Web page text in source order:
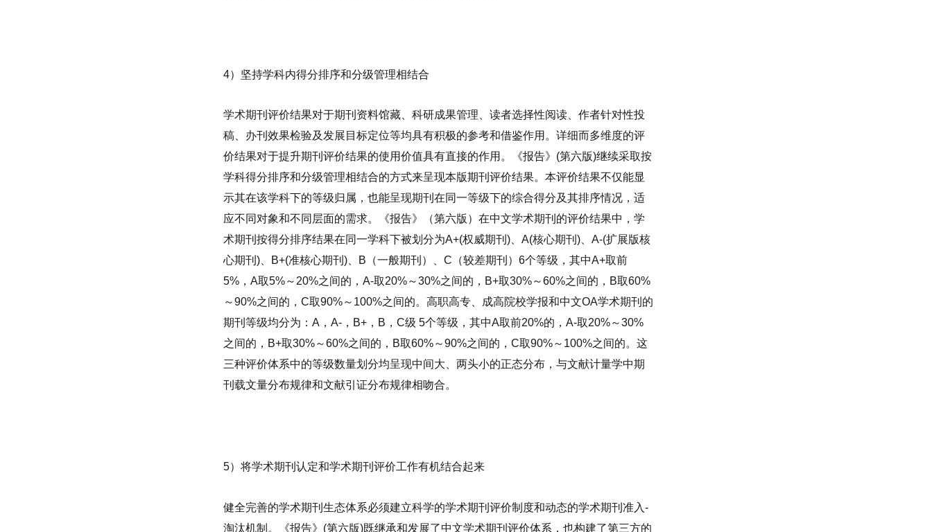
4）坚持学科内得分排序和分级管理相结合
学术期刊评价结果对于期刊资料馆藏、科研成果管理、读者选择性阅读、作者针对性投
稿、办刊效果检验及发展目标定位等均具有积极的参考和借鉴作用。详细而多维度的评
价结果对于提升期刊评价结果的使用价值具有直接的作用。《报告》 (第六版)继续采取按
学科得分排序和分级管理相结合的方式来呈现本版期刊评价结果。本评价结果不仅能显
示其在该学科下的等级归属，也能呈现期刊在同一等级下的综合得分及其排序情况，适
应不同对象和不同层面的需求。《报告》（第六版）在中文学术期刊的评价结果中，学
术期刊按得分排序结果在同一学科下被划分为A+(权威期刊 )、 A(核心期刊 )、 A-(扩展版核
心期刊 )、 B+(准核心期刊 )、 B （一般期刊）、 C （较差期刊） 6个等级，其中A+取前
5% ， A取5%～20%之间的， A-取20%～30%之间的， B+取30%～60%之间的， B取60%
～90%之间的， C取90%～ 100%之间的。高职高专、成高院校学报和中文OA学术期刊的
期刊等级均分为： A ， A- ， B+ ， B ， C级 5个等级，其中A取前20%的， A-取20%～30%
之间的， B+取30%～60%之间的， B取60%～90%之间的， C取90%～ 100%之间的。这
三种评价体系中的等级数量划分均呈现中间大、两头小的正态分布，与文献计量学中期
刊载文量分布规律和文献引证分布规律相吻合。
5）将学术期刊认定和学术期刊评价工作有机结合起来
健全完善的学术期刊生态体系必须建立科学的学术期刊评价制度和动态的学术期刊准入-
淘汰机制。《报告》 (第六版)既继承和发展了中文学术期刊评价体系，也构建了第三方的